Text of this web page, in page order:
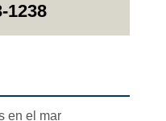
1238
en el mar